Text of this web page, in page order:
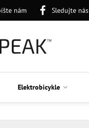
nám Sledujte nás
Elektrobicykle